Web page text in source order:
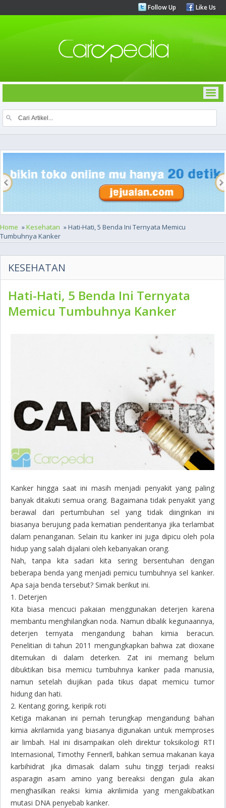
Follow Up Like Us
Home »Kesehatan » Hati-Hati, 5 Benda Ini Ternyata Memicu
Tumbuhnya Kanker
KESEHATAN
Hati-Hati, 5 Benda Ini Ternyata
Memicu Tumbuhnya Kanker
Kanker hingga saat ini masih menjadi penyakit yang paling
banyak ditakuti semua orang. Bagaimana tidak penyakit yang
berawal dari pertumbuhan sel yang tidak diinginkan ini
biasanya berujung pada kematian penderitanya jika terlambat
dalam penanganan. Selain itu kanker ini juga dipicu oleh pola
hidup yang salah dijalani oleh kebanyakan orang.
Nah, tanpa kita sadari kita sering bersentuhan dengan
beberapa benda yang menjadi pemicu tumbuhnya sel kanker.
Apa saja benda tersebut? Simak berikut ini.
1. Deterjen
Kita biasa mencuci pakaian menggunakan deterjen karena
membantu menghilangkan noda. Namun dibalik kegunaannya,
deterjen ternyata mengandung bahan kimia beracun.
Penelitian di tahun 2011 mengungkapkan bahwa zat dioxane
ditemukan di dalam deterken. Zat ini memang belum
dibuktikan bisa memicu tumbuhnya kanker pada manusia,
namun setelah diujikan pada tikus dapat memicu tumor
hidung dan hati.
2. Kentang goring, keripik roti
Ketiga makanan ini pernah terungkap mengandung bahan
kimia akrilamida yang biasanya digunakan untuk memproses
air limbah. Hal ini disampaikan oleh direktur toksikologi RTI
Internasional, Timothy Fennerll, bahkan semua makanan kaya
karbihidrat jika dimasak dalam suhu tinggi terjadi reaksi
asparagin asam amino yang bereaksi dengan gula akan
menghasilkan reaksi kimia akrilimida yang mengakibatkan
mutasi DNA penyebab kanker.